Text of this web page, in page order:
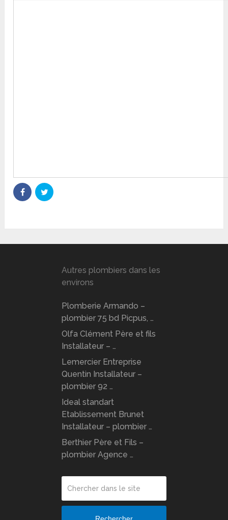
Autres plombiers dans les
environs
Plomberie Armando –
plombier 75 bd Picpus, …
Olfa Clément Père et fils
Installateur – …
Lemercier Entreprise
Quentin Installateur –
plombier 92 …
Ideal standart
Etablissement Brunet
Installateur – plombier …
Berthier Père et Fils –
plombier Agence …